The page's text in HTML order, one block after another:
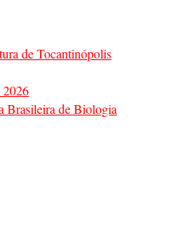
de Tocantinópolis
2026
Brasileira de Biologia